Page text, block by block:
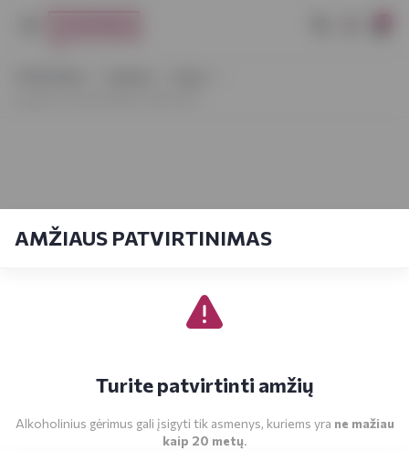
AMŽIAUS PATVIRTINIMAS
Turite patvirtinti amžių
Alkoholinius gėrimus gali įsigyti tik asmenys, kuriems yra ne mažiau
kaip 20 metų.